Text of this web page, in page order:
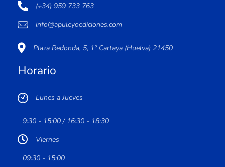
(+34) 959 733 763
info@apuleyoediciones.com
Plaza Redonda, 5, 1º Cartaya (Huelva) 21450
Horario
Lunes a Jueves
9:30 - 15:00 / 16:30 - 18:30
Viernes
09:30 - 15:00